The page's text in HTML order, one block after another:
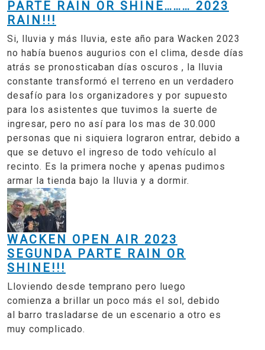
PARTE RAIN OR SHINE……… 2023
RAIN!!!
Si, lluvia y más lluvia, este año para Wacken 2023
no había buenos augurios con el clima, desde días
atrás se pronosticaban días oscuros , la lluvia
constante transformó el terreno en un verdadero
desafío para los organizadores y por supuesto
para los asistentes que tuvimos la suerte de
ingresar, pero no así para los mas de 30.000
personas que ni siquiera lograron entrar, debido a
que se detuvo el ingreso de todo vehículo al
recinto. Es la primera noche y apenas pudimos
armar la tienda bajo la lluvia y a dormir.
WACKEN OPEN AIR 2023
SEGUNDA PARTE RAIN OR
SHINE!!!
Lloviendo desde temprano pero luego
comienza a brillar un poco más el sol, debido
al barro trasladarse de un escenario a otro es
muy complicado.